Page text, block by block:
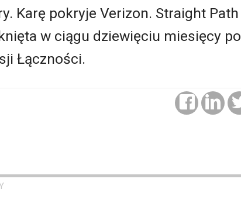
Karę pokryje Verizon. Straight Path
w ciągu dziewięciu miesięcy po
Łączności.